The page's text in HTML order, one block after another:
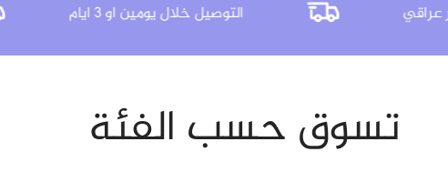
التوصيل خلال يومين او 3 ايام عراقي
تسوق حسب الفئة